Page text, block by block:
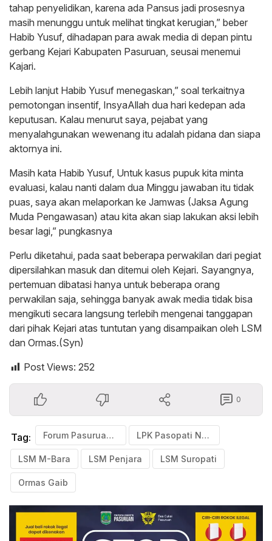
tahap penyelidikan, karena ada Pansus jadi prosesnya
masih menunggu untuk melihat tingkat kerugian,” beber
Habib Yusuf, dihadapan para awak media di depan pintu
gerbang Kejari Kabupaten Pasuruan, seusai menemui
Kajari.
Lebih lanjut Habib Yusuf menegaskan,” soal terkaitnya
pemotongan insentif, InsyaAllah dua hari kedepan ada
keputusan. Kalau menurut saya, pejabat yang
menyalahgunakan wewenang itu adalah pidana dan siapa
aktornya ini.
Masih kata Habib Yusuf, Untuk kasus pupuk kita minta
evaluasi, kalau nanti dalam dua Minggu jawaban itu tidak
puas, saya akan melaporkan ke Jamwas (Jaksa Agung
Muda Pengawasan) atau kita akan siap lakukan aksi lebih
besar lagi,” pungkasnya
Perlu diketahui, pada saat beberapa perwakilan dari pegiat
dipersilahkan masuk dan ditemui oleh Kejari. Sayangnya,
pertemuan dibatasi hanya untuk beberapa orang
perwakilan saja, sehingga banyak awak media tidak bisa
mengikuti secara langsung terlebih mengenai tanggapan
dari pihak Kejari atas tuntutan yang disampaikan oleh LSM
dan Ormas.(Syn)
Post Views: 252
0
Tag: Forum Pasuruan Bersatu LPK Pasopati Nusantara
LSM M-Bara LSM Penjara LSM Suropati
Ormas Gaib